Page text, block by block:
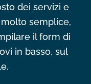
dei servizi e
semplice,
il form di
in basso, sul